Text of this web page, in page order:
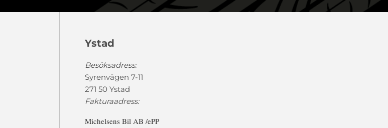
Ystad
Besöksadress:
Syrenvägen 7-11
271 50 Ystad
Fakturaadress:
Michelsens Bil AB /ePP